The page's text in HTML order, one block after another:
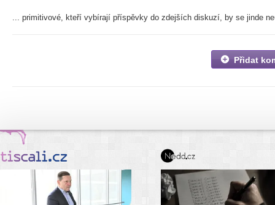
... primitivové, kteří vybírají příspěvky do zdejších diskuzí, by se jinde
Přidat